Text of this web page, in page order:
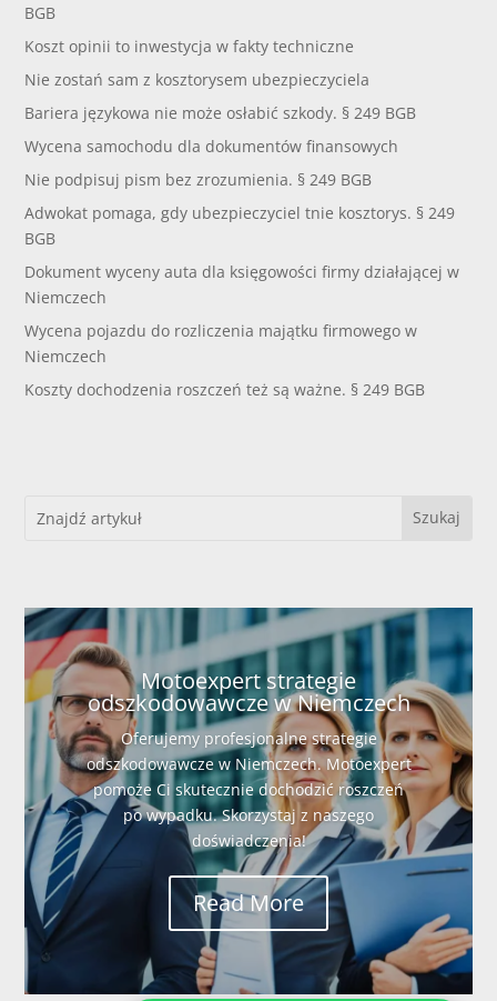
BGB
Koszt opinii to inwestycja w fakty techniczne
Nie zostań sam z kosztorysem ubezpieczyciela
Bariera językowa nie może osłabić szkody. § 249 BGB
Wycena samochodu dla dokumentów finansowych
Nie podpisuj pism bez zrozumienia. § 249 BGB
Adwokat pomaga, gdy ubezpieczyciel tnie kosztorys. § 249
BGB
Dokument wyceny auta dla księgowości firmy działającej w
Niemczech
Wycena pojazdu do rozliczenia majątku firmowego w
Niemczech
Koszty dochodzenia roszczeń też są ważne. § 249 BGB
Motoexpert strategie
odszkodowawcze w Niemczech
Oferujemy profesjonalne strategie
odszkodowawcze w Niemczech. Motoexpert
pomoże Ci skutecznie dochodzić roszczeń
po wypadku. Skorzystaj z naszego
doświadczenia!
Read More